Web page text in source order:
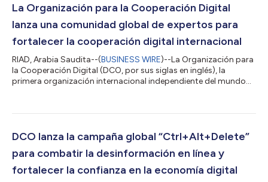
La Organización para la Cooperación Digital
lanza una comunidad global de expertos para
fortalecer la cooperación digital internacional
RIAD, Arabia Saudita--(BUSINESS WIRE)--La Organización para
la Cooperación Digital (DCO, por sus siglas en inglés), la
primera organización internacional independiente del mundo
Expert Community (GEC), una nueva plataforma destinada a
internacional en torno a iniciativas de alto impacto en los
Estados miembros de l...
DCO lanza la campaña global “Ctrl+Alt+Delete”
para combatir la desinformación en línea y
fortalecer la confianza en la economía digital